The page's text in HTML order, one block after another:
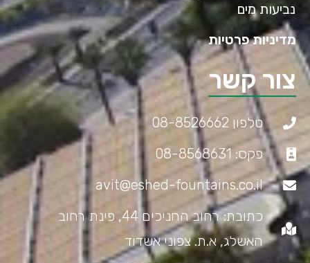
נביעות מים
מדיניות פרטיות
צור קשר
טלפון 08-8526662
פקס: 08-8568631
avit@eshed-fountains.co.il
כתובת: רחוב החניכים 44, פינת רחוב
האשלג, א.ת. צפוני אשדוד